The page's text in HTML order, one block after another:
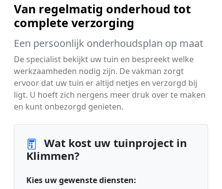
Van regelmatig onderhoud tot
complete verzorging
Een persoonlijk onderhoudsplan op maat
De specialist bekijkt uw tuin en bespreekt welke
werkzaamheden nodig zijn. De vakman zorgt
ervoor dat uw tuin er altijd netjes en verzorgd bij
ligt. U hoeft zich nergens meer druk over te maken
en kunt onbezorgd genieten.
Wat kost uw tuinproject in
Klimmen?
Kies uw gewenste diensten: